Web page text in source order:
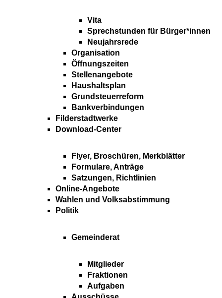
Vita
Sprechstunden für Bürger*innen
Neujahrsrede
Organisation
Öffnungszeiten
Stellenangebote
Haushaltsplan
Grundsteuerreform
Bankverbindungen
Filderstadtwerke
Download-Center
Flyer, Broschüren, Merkblätter
Formulare, Anträge
Satzungen, Richtlinien
Online-Angebote
Wahlen und Volksabstimmung
Politik
Gemeinderat
Mitglieder
Fraktionen
Aufgaben